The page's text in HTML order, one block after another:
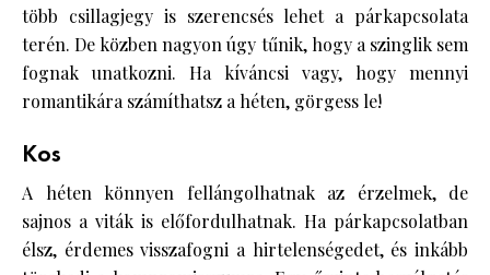
több csillagjegy is szerencsés lehet a párkapcsolata
terén. De közben nagyon úgy tűnik, hogy a szinglik sem
fognak unatkozni. Ha kíváncsi vagy, hogy mennyi
romantikára számíthatsz a héten, görgess le!
Kos
A héten könnyen fellángolhatnak az érzelmek, de
sajnos a viták is előfordulhatnak. Ha párkapcsolatban
élsz, érdemes visszafogni a hirtelenségedet, és inkább